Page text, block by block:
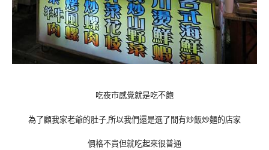
吃夜市感覺就是吃不飽
為了顧我家老爺的肚子,所以我們還是選了間有炒飯炒麵的店家
價格不貴但就吃起來很普通